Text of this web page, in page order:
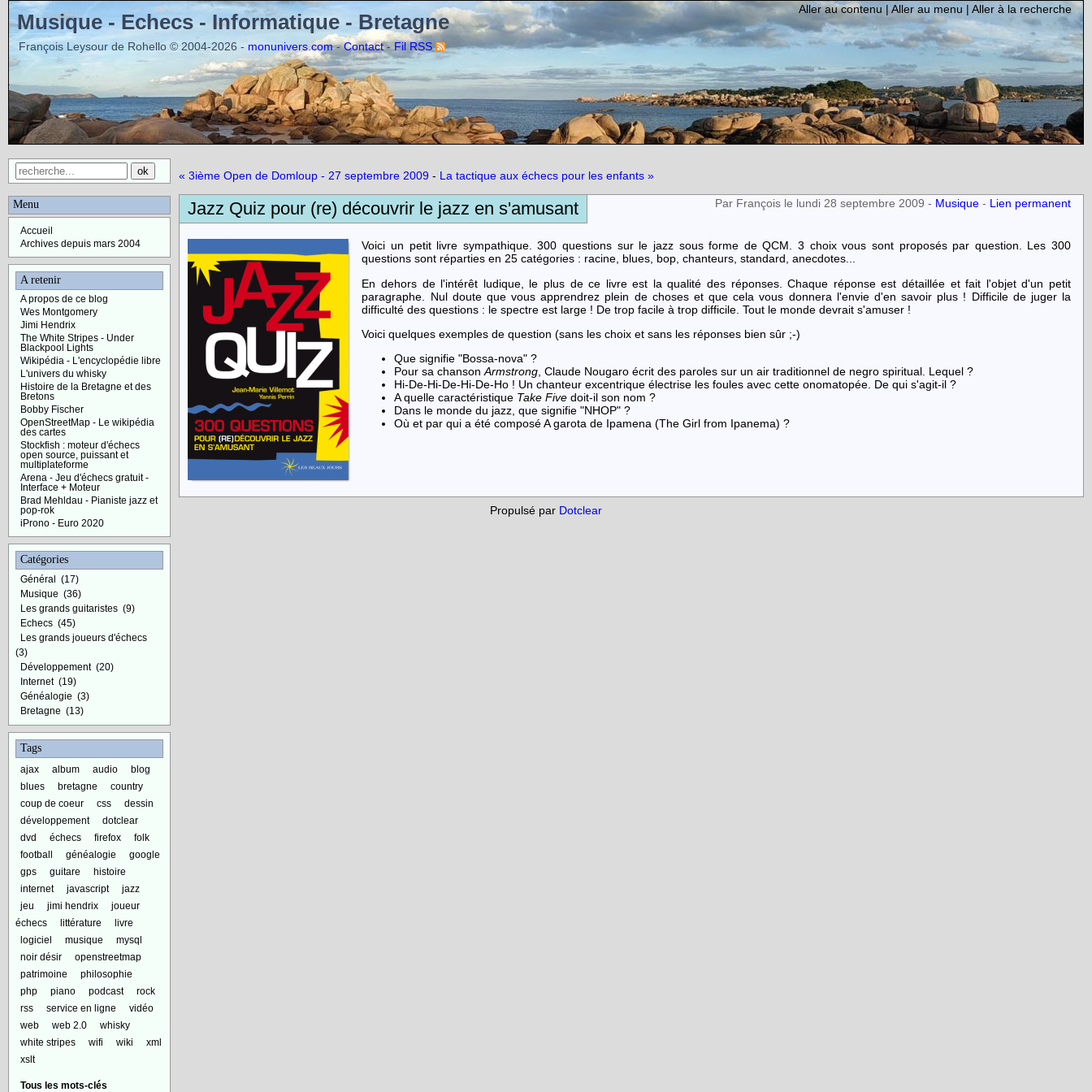
Musique - Echecs - Informatique - Bretagne
François Leysour de Rohello © 2004-2026 - monunivers.com-Contact-Fil RSS
Aller au contenu |Aller au menu | Aller à la recherche
« 3ième Open de Domloup - 27 septembre 2009 - La tactique aux échecs pour les enfants »
Jazz Quiz pour (re) découvrir le jazz en s'amusant Par François le lundi 28 septembre 2009 - Musique - Lien permanent
Voici un petit livre sympathique. 300 questions sur le jazz sous forme de QCM. 3 choix vous sont proposés par question. Les 300
questions sont réparties en 25 catégories : racine, blues, bop, chanteurs, standard, anecdotes...
En dehors de l'intérêt ludique, le plus de ce livre est la qualité des réponses. Chaque réponse est détaillée et fait l'objet d'un petit
paragraphe. Nul doute que vous apprendrez plein de choses et que cela vous donnera l'envie d'en savoir plus ! Difficile de juger la
difficulté des questions : le spectre est large ! De trop facile à trop difficile. Tout le monde devrait s'amuser !
Voici quelques exemples de question (sans les choix et sans les réponses bien sûr ;-)
Que signifie "Bossa-nova" ?
Pour sa chansonArmstrong, Claude Nougaro écrit des paroles sur un air traditionnel de negro spiritual. Lequel ?
Hi-De-Hi-De-Hi-De-Ho ! Un chanteur excentrique électrise les foules avec cette onomatopée. De qui s'agit-il ?
A quelle caractéristique Take Five doit-il son nom ?
Dans le monde du jazz, que signifie "NHOP" ?
Où et par qui a été composé A garota de Ipamena (The Girl from Ipanema) ?
Menu
Accueil
Archives depuis mars 2004
A retenir
A propos de ce blog
Wes Montgomery
Jimi Hendrix
The White Stripes - Under
Blackpool Lights
Wikipédia - L'encyclopédie libre
L'univers du whisky
Histoire de la Bretagne et des
Bretons
Bobby Fischer
OpenStreetMap - Le wikipédia
des cartes
Stockfish : moteur d'échecs
open source, puissant et
multiplateforme
Arena - Jeu d'échecs gratuit -
Interface + Moteur
Brad Mehldau - Pianiste jazz et
pop-rok
iProno - Euro 2020
Catégories
Général
(17)
Musique (36)
Les grands guitaristes (9)
Echecs (45)
Les grands joueurs d'échecs
(3)
Développement (20)
Internet (19)
Généalogie (3)
Bretagne (13)
Tags
ajax album audio
blog
blues
bretagne
country
coup de coeur
css
dessin
développement
dotclear
dvd
échecs firefox
folk
football
généalogie
google
gps
guitare
histoire
internet
javascript
jazz
jeu
jimi hendrix
joueur
échecs
littérature
livre
logiciel
musique
mysql
noir désir
openstreetmap
patrimoine
philosophie
php
piano podcast
rock
rss
service en ligne
vidéo
web
web 2.0
whisky
white stripes
wifi wiki
xml
xslt
Tous les mots-clés
Propulsé par Dotclear